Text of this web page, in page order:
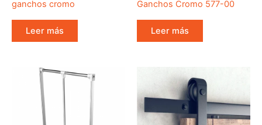
ganchos cromo
Leer más
Ganchos Cromo 577-00
Leer más